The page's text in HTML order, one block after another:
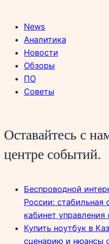
News
Аналитика
Новости
Обзоры
ПО
Советы
Оставайтесь с
центре событий.
Беспроводной
России: стабильная
кабинет управления
Купить ноутбук в
сценарию и нюансы